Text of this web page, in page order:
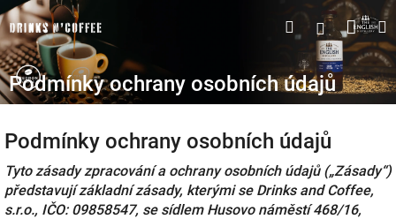
Přejít
na
obsah
HledatPřihlášení
Podmínky ochrany osobních údajů
Podmínky ochrany osobních údajů
Tyto zásady zpracování a ochrany osobních údajů („Zásady“)
představují základní zásady, kterými se Drinks and Coffee,
s.r.o., IČO: 09858547, se sídlem Husovo náměstí 468/16,